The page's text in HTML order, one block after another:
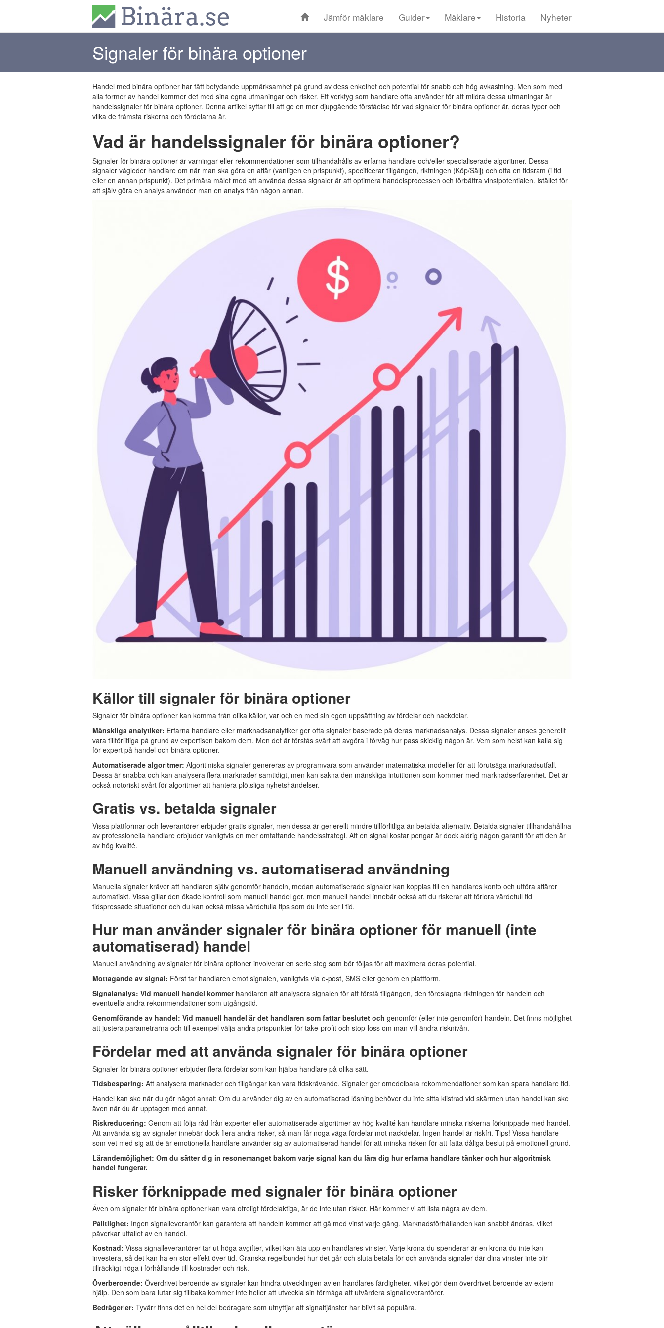
Jämför mäklare Guider Mäklare Historia Nyheter
Signaler för binära optioner
Handel med binära optioner har fått betydande uppmärksamhet på grund av dess enkelhet och potential för snabb och hög avkastning. Men som med
alla former av handel kommer det med sina egna utmaningar och risker. Ett verktyg som handlare ofta använder för att mildra dessa utmaningar är
handelssignaler för binära optioner. Denna artikel syftar till att ge en mer djupgående förståelse för vad signaler för binära optioner är, deras typer och
vilka de främsta riskerna och fördelarna är.
Vad är handelssignaler för binära optioner?
Signaler för binära optioner är varningar eller rekommendationer som tillhandahålls av erfarna handlare och/eller specialiserade algoritmer. Dessa
signaler vägleder handlare om när man ska göra en affär (vanligen en prispunkt), specificerar tillgången, riktningen (Köp/Sälj) och ofta en tidsram (i tid
eller en annan prispunkt). Det primära målet med att använda dessa signaler är att optimera handelsprocessen och förbättra vinstpotentialen. Istället för
att själv göra en analys använder man en analys från någon annan.
Källor till signaler för binära optioner
Signaler för binära optioner kan komma från olika källor, var och en med sin egen uppsättning av fördelar och nackdelar.
Mänskliga analytiker: Erfarna handlare eller marknadsanalytiker ger ofta signaler baserade på deras marknadsanalys. Dessa signaler anses generellt
vara tillförlitliga på grund av expertisen bakom dem. Men det är förstås svårt att avgöra i förväg hur pass skicklig någon är. Vem som helst kan kalla sig
för expert på handel och binära optioner.
Automatiserade algoritmer: Algoritmiska signaler genereras av programvara som använder matematiska modeller för att förutsäga marknadsutfall.
Dessa är snabba och kan analysera flera marknader samtidigt, men kan sakna den mänskliga intuitionen som kommer med marknadserfarenhet. Det är
också notoriskt svårt för algoritmer att hantera plötsliga nyhetshändelser.
Gratis vs. betalda signaler
Vissa plattformar och leverantörer erbjuder gratis signaler, men dessa är generellt mindre tillförlitliga än betalda alternativ. Betalda signaler tillhandahållna
av professionella handlare erbjuder vanligtvis en mer omfattande handelsstrategi. Att en signal kostar pengar är dock aldrig någon garanti för att den är
av hög kvalité.
Manuell användning vs. automatiserad användning
Manuella signaler kräver att handlaren själv genomför handeln, medan automatiserade signaler kan kopplas till en handlares konto och utföra affärer
automatiskt. Vissa gillar den ökade kontroll som manuell handel ger, men manuell handel innebär också att du riskerar att förlora värdefull tid
tidspressade situationer och du kan också missa värdefulla tips som du inte ser i tid.
Hur man använder signaler för binära optioner för manuell (inte
automatiserad) handel
Manuell användning av signaler för binära optioner involverar en serie steg som bör följas för att maximera deras potential.
Mottagande av signal: Först tar handlaren emot signalen, vanligtvis via e-post, SMS eller genom en plattform.
Signalanalys: Vid manuell handel kommer handlaren att analysera signalen för att förstå tillgången, den föreslagna riktningen för handeln och
eventuella andra rekommendationer som utgångstid.
Genomförande av handel: Vid manuell handel är det handlaren som fattar beslutet och genomför (eller inte genomför) handeln. Det finns möjlighet
att justera parametrarna och till exempel välja andra prispunkter för take-profit och stop-loss om man vill ändra risknivån.
Fördelar med att använda signaler för binära optioner
Signaler för binära optioner erbjuder flera fördelar som kan hjälpa handlare på olika sätt.
Tidsbesparing: Att analysera marknader och tillgångar kan vara tidskrävande. Signaler ger omedelbara rekommendationer som kan spara handlare tid.
Handel kan ske när du gör något annat: Om du använder dig av en automatiserad lösning behöver du inte sitta klistrad vid skärmen utan handel kan ske
även när du är upptagen med annat.
Riskreducering: Genom att följa råd från experter eller automatiserade algoritmer av hög kvalité kan handlare minska riskerna förknippade med handel.
Att använda sig av signaler innebär dock flera andra risker, så man får noga väga fördelar mot nackdelar. Ingen handel är riskfri. Tips! Vissa handlare
som vet med sig att de är emotionella handlare använder sig av automatiserad handel för att minska risken för att fatta dåliga beslut på emotionell grund.
Lärandemöjlighet: Om du sätter dig in resonemanget bakom varje signal kan du lära dig hur erfarna handlare tänker och hur algoritmisk
handel fungerar.
Risker förknippade med signaler för binära optioner
Även om signaler för binära optioner kan vara otroligt fördelaktiga, är de inte utan risker. Här kommer vi att lista några av dem.
Pålitlighet: Ingen signalleverantör kan garantera att handeln kommer att gå med vinst varje gång. Marknadsförhållanden kan snabbt ändras, vilket
påverkar utfallet av en handel.
Kostnad: Vissa signalleverantörer tar ut höga avgifter, vilket kan äta upp en handlares vinster. Varje krona du spenderar är en krona du inte kan
investera, så det kan ha en stor effekt över tid. Granska regelbundet hur det går och sluta betala för och använda signaler där dina vinster inte blir
tillräckligt höga i förhållande till kostnader och risk.
Överberoende: Överdrivet beroende av signaler kan hindra utvecklingen av en handlares färdigheter, vilket gör dem överdrivet beroende av extern
hjälp. Den som bara lutar sig tillbaka kommer inte heller att utveckla sin förmåga att utvärdera signalleverantörer.
Bedrägerier: Tyvärr finns det en hel del bedragare som utnyttjar att signaltjänster har blivit så populära.